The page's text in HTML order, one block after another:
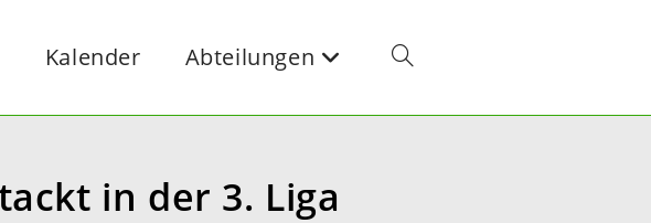
Kalender Abteilungen
in der 3. Liga